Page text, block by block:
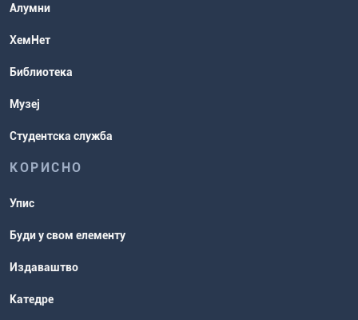
Студентске организације
рокови
Алумни
ХемНет
Библиотека
Музеј
Студентска служба
КОРИСНО
Упис
Буди у свом елементу
Издаваштво
Катедре